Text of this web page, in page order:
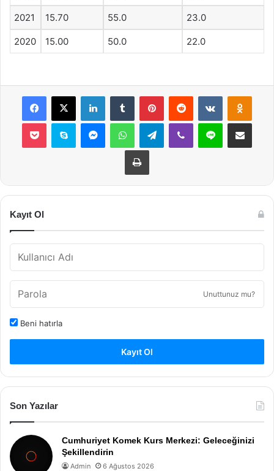
2021 15.70 55.0 23.0
2020 15.00 50.0 22.0
Facebook
X LinkedInTumblr PinterestReddit VKontakte
Pocket Skype MessengerWhatsAppTelegramViber Line E-Posta ile
Yazdır
Kayıt Ol
Unuttunuz mu?
Beni hatırla
Kayıt Ol
Son Yazılar
Cumhuriyet Komek Kurs Merkezi: Geleceğinizi
Şekillendirin
Admin 6 Ağustos 2026